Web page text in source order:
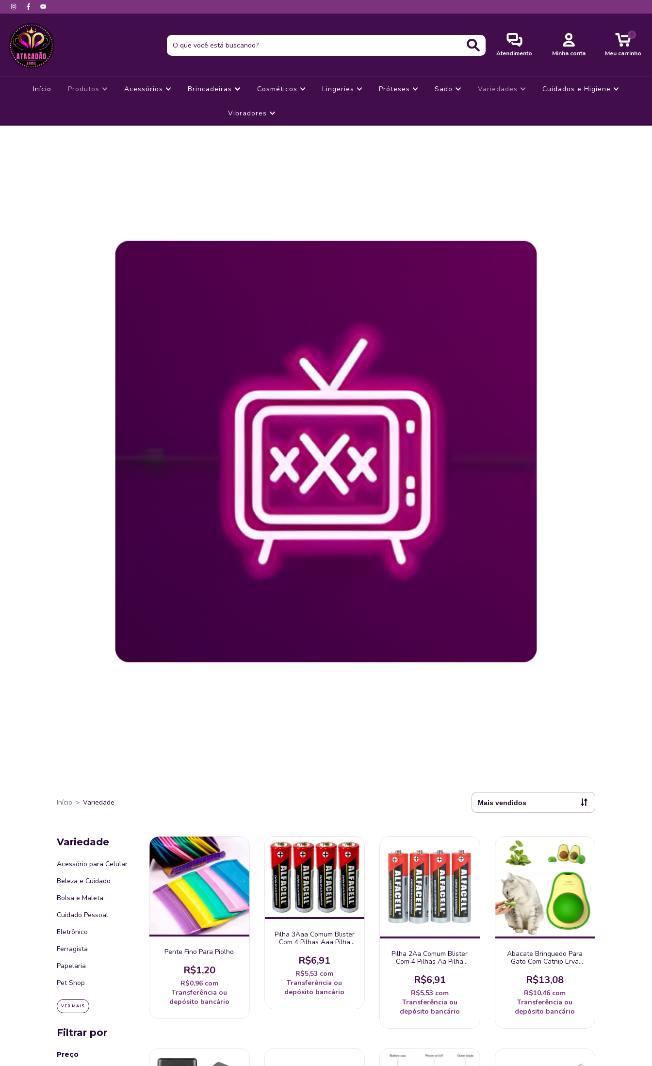
Atendimento Minha conta Meu carrinho
0
Início Produtos Acessórios Brincadeiras Cosméticos Lingeries Próteses Sado Variedades Cuidados e Higiene
Vibradores
Início > Variedade
Variedade
Acessório para Celular
Beleza e Cuidado
Bolsa e Maleta
Cuidado Pessoal
Eletrônico
Ferragista
Papelaria
Pet Shop
VER MAIS
Filtrar por
Preço
Pente Fino Para Piolho
R$1,20
R$0,96 com
Transferência ou
depósito bancário
Pilha 3Aaa Comum Blister
Com 4 Pilhas Aaa Pilha
R$6,91
R$5,53 com
Transferência ou
depósito bancário
Pilha 2Aa Comum Blister
Com 4 Pilhas Aa Pilha
Importada
R$6,91
R$5,53 com
Transferência ou
depósito bancário
Abacate Brinquedo Para
Gato Com Catnip Erva
R$13,08
R$10,46 com
Transferência ou
depósito bancário